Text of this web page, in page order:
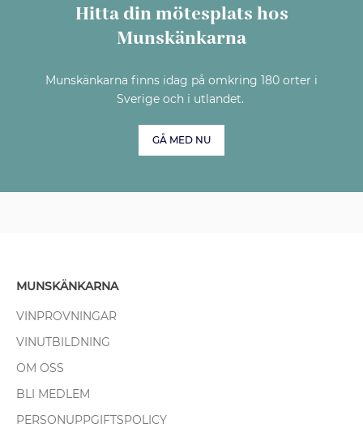
Hitta din mötesplats hos
Munskänkarna
Munskänkarna finns idag på omkring 180 orter i
Sverige och i utlandet.
GÅ MED NU
MUNSKÄNKARNA
VINPROVNINGAR
VINUTBILDNING
OM OSS
BLI MEDLEM
PERSONUPPGIFTSPOLICY